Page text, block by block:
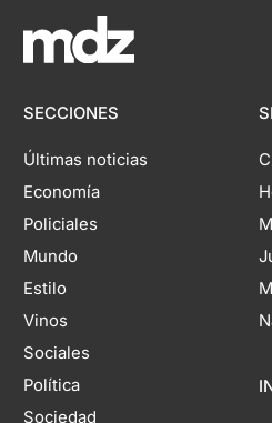
SECCIONES
Últimas noticias
Economía
Policiales
Mundo
Estilo
Vinos
Sociales
Política
Sociedad